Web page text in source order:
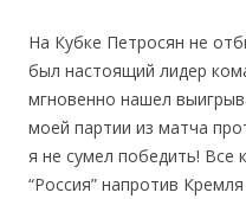
На Кубке Петросян не
был настоящий лидер
мгновенно нашел
моей партии из матча
я не сумел победить! Все
“Россия” напротив